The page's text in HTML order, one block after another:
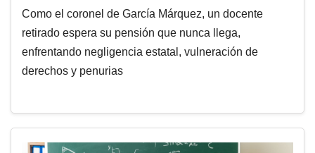
Como el coronel de García Márquez, un docente
retirado espera su pensión que nunca llega,
enfrentando negligencia estatal, vulneración de
derechos y penurias